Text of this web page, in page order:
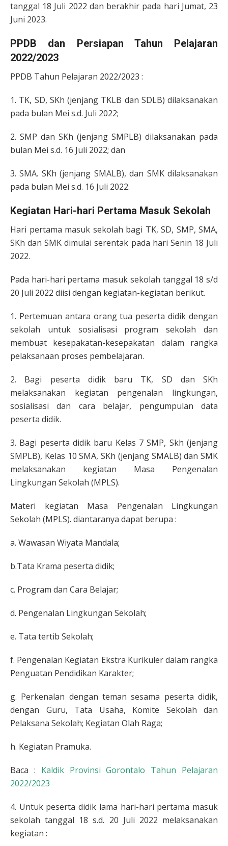
tanggal 18 Juli 2022 dan berakhir pada hari Jumat, 23
Juni 2023.
PPDB dan Persiapan Tahun Pelajaran
2022/2023
PPDB Tahun Pelajaran 2022/2023 :
1. TK, SD, SKh (jenjang TKLB dan SDLB) dilaksanakan
pada bulan Mei s.d. Juli 2022;
2. SMP dan SKh (jenjang SMPLB) dilaksanakan pada
bulan Mei s.d. 16 Juli 2022; dan
3. SMA. SKh (jenjang SMALB), dan SMK dilaksanakan
pada bulan Mei s.d. 16 Juli 2022.
Kegiatan Hari-hari Pertama Masuk Sekolah
Hari pertama masuk sekolah bagi TK, SD, SMP, SMA,
SKh dan SMK dimulai serentak pada hari Senin 18 Juli
2022.
Pada hari-hari pertama masuk sekolah tanggal 18 s/d
20 Juli 2022 diisi dengan kegiatan-kegiatan berikut.
1. Pertemuan antara orang tua peserta didik dengan
sekolah untuk sosialisasi program sekolah dan
membuat kesepakatan-kesepakatan dalam rangka
pelaksanaan proses pembelajaran.
2. Bagi peserta didik baru TK, SD dan SKh
melaksanakan kegiatan pengenalan lingkungan,
sosialisasi dan cara belajar, pengumpulan data
peserta didik.
3. Bagi peserta didik baru Kelas 7 SMP, Skh (jenjang
SMPLB), Kelas 10 SMA, SKh (jenjang SMALB) dan SMK
melaksanakan kegiatan Masa Pengenalan
Lingkungan Sekolah (MPLS).
Materi kegiatan Masa Pengenalan Lingkungan
Sekolah (MPLS). diantaranya dapat berupa :
a. Wawasan Wiyata Mandala;
b.Tata Krama peserta didik;
c. Program dan Cara Belajar;
d. Pengenalan Lingkungan Sekolah;
e. Tata tertib Sekolah;
f. Pengenalan Kegiatan Ekstra Kurikuler dalam rangka
Penguatan Pendidikan Karakter;
g. Perkenalan dengan teman sesama peserta didik,
dengan Guru, Tata Usaha, Komite Sekolah dan
Pelaksana Sekolah; Kegiatan Olah Raga;
h. Kegiatan Pramuka.
Baca : Kaldik Provinsi Gorontalo Tahun Pelajaran
2022/2023
4. Untuk peserta didik lama hari-hari pertama masuk
sekolah tanggal 18 s.d. 20 Juli 2022 melaksanakan
kegiatan :